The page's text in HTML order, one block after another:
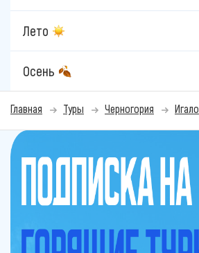
Лето
Осень
Главная Туры Черногория Игало